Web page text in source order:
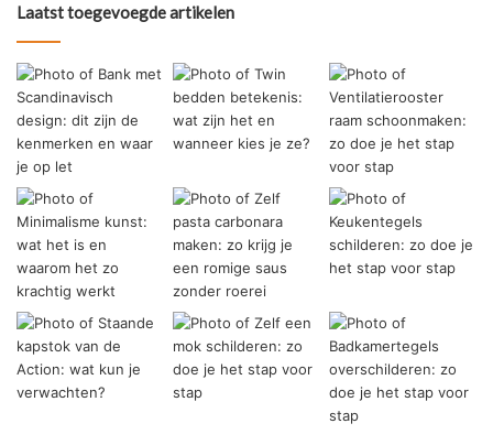
Laatst toegevoegde artikelen